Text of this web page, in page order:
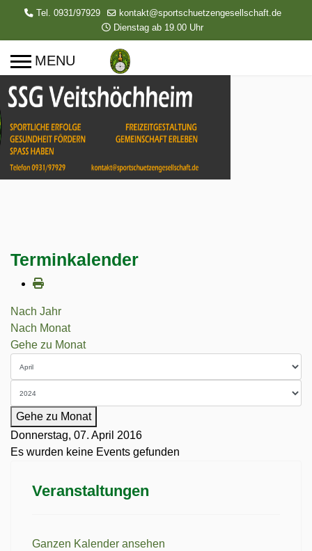
Tel. 0931/97929
kontakt@sportschuetzengesellschaft.de
Dienstag ab 19.00 Uhr
Terminkalender
Nach Jahr
Nach Monat
Gehe zu Monat
Gehe zu Monat
Donnerstag, 07. April 2016
Es wurden keine Events gefunden
Veranstaltungen
Ganzen Kalender ansehen